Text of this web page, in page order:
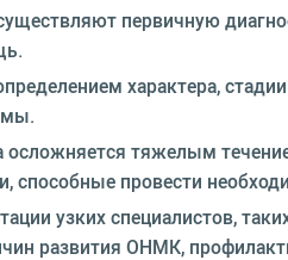
первичную
характера,
осложняется тяжелым
способные провести
узких специалистов,
развития ОНМК,